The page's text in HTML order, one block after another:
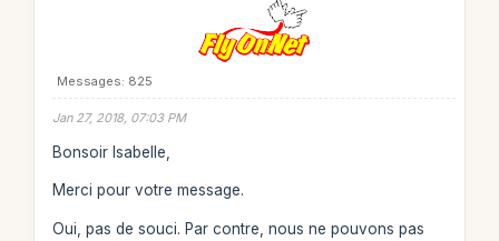
Messages: 825
Jan 27, 2018, 07:03 PM
Bonsoir Isabelle,
Merci pour votre message.
Oui, pas de souci. Par contre, nous ne pouvons pas